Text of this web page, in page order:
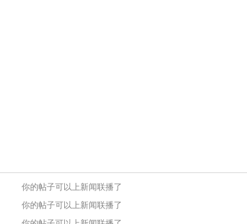
你的帖子可以上新闻联播了
你的帖子可以上新闻联播了